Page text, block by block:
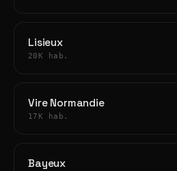
Lisieux
20K hab.
Vire Normandie
17K hab.
Bayeux